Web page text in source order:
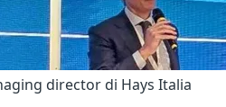
director di Hays Italia